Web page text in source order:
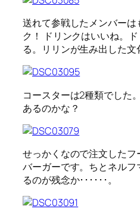
送れて参戦したメンバー
ク！ ドリンクはいいね。
る。リリンが生み出した文
コースターは2種類でした
あるのかな？
せっかくなので注文した
バーガーです。ちとネル
るのが残念か･･････。